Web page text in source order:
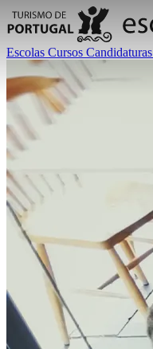
Escolas Cursos Candidaturas